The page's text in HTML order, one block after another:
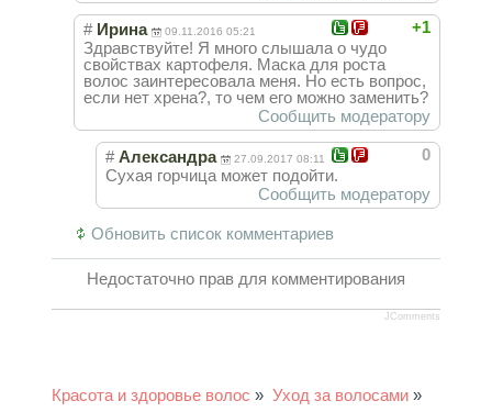
+1
# Ирина 09.11.2016 05:21
Здравствуйте! Я много слышала о чудо
свойствах картофеля. Маска для роста
волос заинтересовала меня. Но есть вопрос,
если нет хрена?, то чем его можно заменить?
Сообщить модератору
0
# Александра 27.09.2017 08:11
Сухая горчица может подойти.
Сообщить модератору
Обновить список комментариев
Недостаточно прав для комментирования
JComments
Красота и здоровье волос » Уход за волосами »